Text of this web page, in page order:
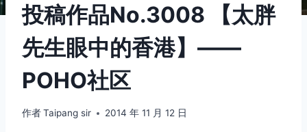
投稿作品No.3008 【太胖
先生眼中的香港】——
POHO社区
作者Taipang sir 2014 年 11 月 12 日